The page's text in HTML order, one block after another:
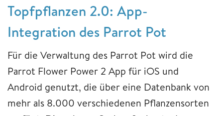
Topfpflanzen 2.0: App-
Integration des Parrot Pot
Für die Verwaltung des Parrot Pot wird die
Parrot Flower Power 2 App für iOS und
Android genutzt, die über eine Datenbank von
mehr als 8.000 verschiedenen Pflanzensorten